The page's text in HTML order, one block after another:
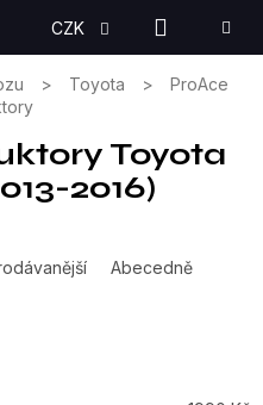
CZK
KOŠÍK
Toyota
ProAce
Toyota
2016)
Abecedně